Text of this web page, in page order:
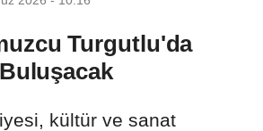
Turgutlu'da
kültür ve sanat